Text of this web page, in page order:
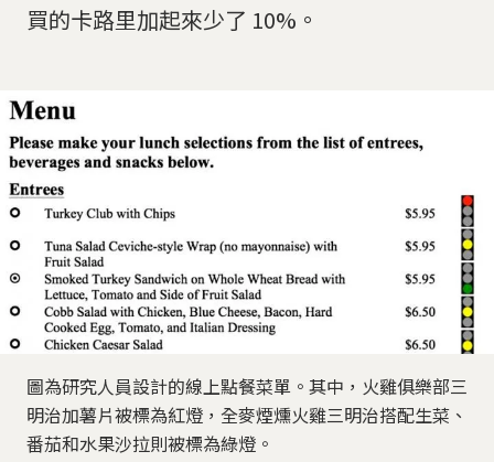
買的卡路里加起來少了 10%。
圖為研究人員設計的線上點餐菜單。其中，火雞俱樂部三
明治加薯片被標為紅燈，全麥煙燻火雞三明治搭配生菜、
番茄和水果沙拉則被標為綠燈。